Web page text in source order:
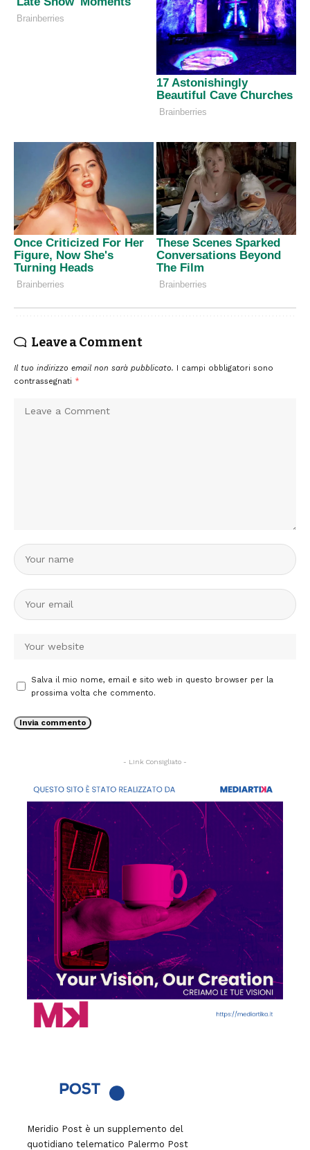
Leave a Comment
Il tuo indirizzo email non sarà pubblicato. I campi obbligatori sono
contrassegnati *
Salva il mio nome, email e sito web in questo browser per la
prossima volta che commento.
- Link Consigliato -
Meridio Post è un supplemento del
quotidiano telematico Palermo Post